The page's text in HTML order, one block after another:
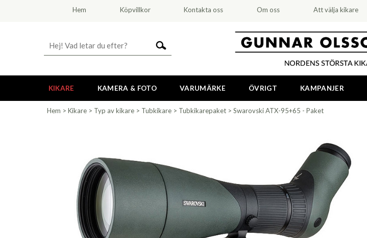
Hem Köpvillkor Kontakta oss Om oss Att välja kikare
KIKARE KAMERA & FOTO VARUMÄRKE ÖVRIGT KAMPANJER
Hem > Kikare > Typ av kikare > Tubkikare > Tubkikarepaket > Swarovski ATX-95+65 - Paket